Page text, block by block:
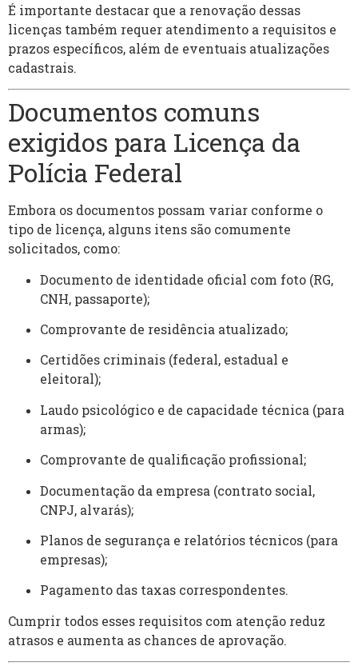
É importante destacar que a renovação dessas
licenças também requer atendimento a requisitos e
prazos específicos, além de eventuais atualizações
cadastrais.
Documentos comuns
exigidos para Licença da
Polícia Federal
Embora os documentos possam variar conforme o
tipo de licença, alguns itens são comumente
solicitados, como:
Documento de identidade oficial com foto (RG,
CNH, passaporte);
Comprovante de residência atualizado;
Certidões criminais (federal, estadual e
eleitoral);
Laudo psicológico e de capacidade técnica (para
armas);
Comprovante de qualificação profissional;
Documentação da empresa (contrato social,
CNPJ, alvarás);
Planos de segurança e relatórios técnicos (para
empresas);
Pagamento das taxas correspondentes.
Cumprir todos esses requisitos com atenção reduz
atrasos e aumenta as chances de aprovação.